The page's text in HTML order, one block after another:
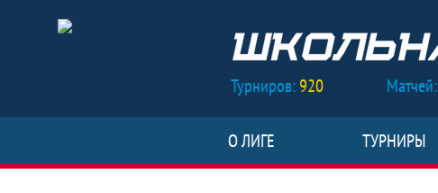
Турниров:920 Матчей:
О ЛИГЕ ТУРНИРЫ